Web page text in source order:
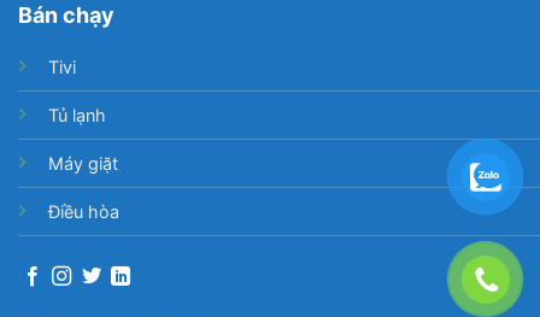
Bán chạy
Tivi
Tủ lạnh
Máy giặt
Điều hòa